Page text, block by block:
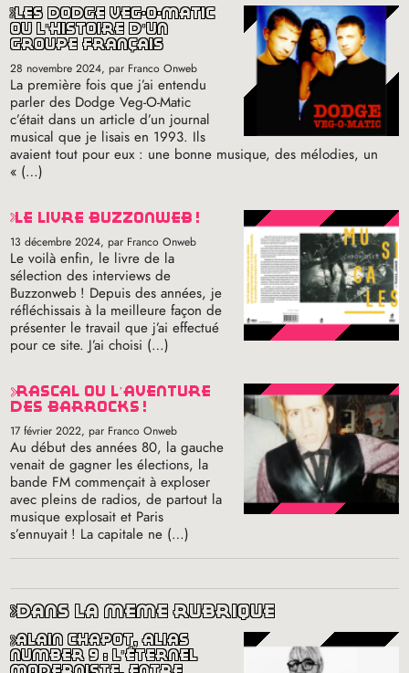
les dodge veg-o-matic
ou l’histoire d’un
groupe français
28 novembre 2024, par Franco Onweb
La première fois que j’ai entendu
parler des Dodge Veg-O-Matic
c’était dans un article d’un journal
musical que je lisais en 1993. Ils
avaient tout pour eux : une bonne musique, des mélodies, un
« (…)
le livre buzzonweb !
13 décembre 2024, par Franco Onweb
Le voilà enfin, le livre de la
sélection des interviews de
Buzzonweb ! Depuis des années, je
réfléchissais à la meilleure façon de
présenter le travail que j’ai effectué
pour ce site. J’ai choisi (…)
rascal ou l’aventure
des barrocks !
17 février 2022, par Franco Onweb
Au début des années 80, la gauche
venait de gagner les élections, la
bande FM commençait à exploser
avec pleins de radios, de partout la
musique explosait et Paris
s’ennuyait ! La capitale ne (…)
dans la même rubrique
alain chapot, alias
number 9 : l’éternel